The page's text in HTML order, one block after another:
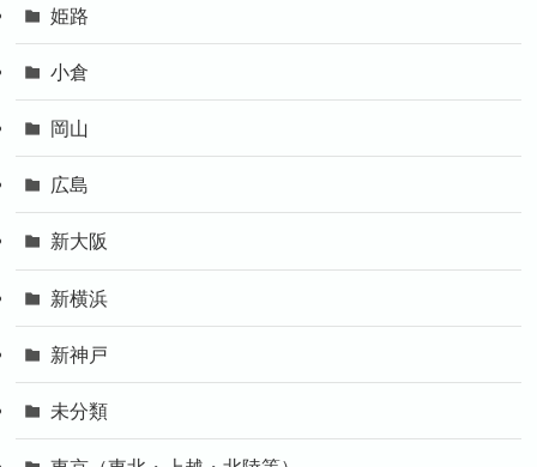
姫路
小倉
岡山
広島
新大阪
新横浜
新神戸
未分類